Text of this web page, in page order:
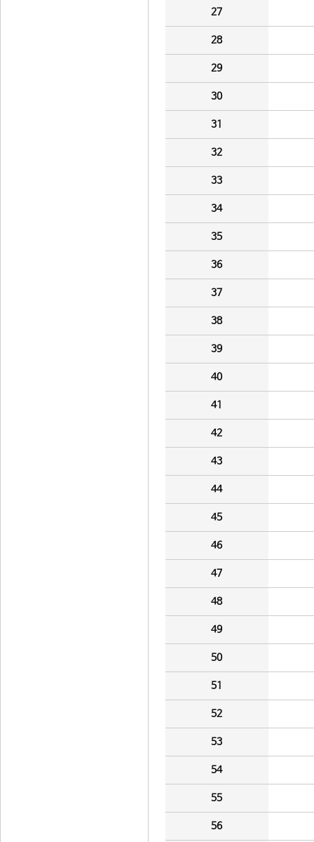
27
28
29
30
31
32
33
34
35
36
37
38
39
40
41
42
43
44
45
46
47
48
49
50
51
52
53
54
55
56